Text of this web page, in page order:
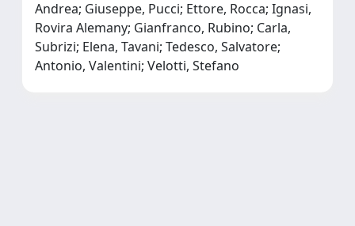
Andrea; Giuseppe, Pucci; Ettore, Rocca; Ignasi,
Rovira Alemany; Gianfranco, Rubino; Carla,
Subrizi; Elena, Tavani; Tedesco, Salvatore;
Antonio, Valentini; Velotti, Stefano